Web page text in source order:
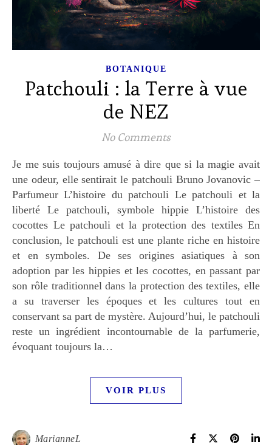
BOTANIQUE
Patchouli : la Terre à vue
de NEZ
No Comments
Je me suis toujours amusé à dire que si la magie avait
une odeur, elle sentirait le patchouli Bruno Jovanovic –
Parfumeur L’histoire du patchouli Le patchouli et la
liberté Le patchouli, symbole hippie L’histoire des
cocottes Le patchouli et la protection des textiles En
conclusion, le patchouli est une plante riche en histoire
et en symboles. De ses origines asiatiques à son
adoption par les hippies et les cocottes, en passant par
son rôle traditionnel dans la protection des textiles, elle
a su traverser les époques et les cultures tout en
conservant sa part de mystère. Aujourd’hui, le patchouli
reste un ingrédient incontournable de la parfumerie,
évoquant toujours la…
VOIR PLUS
MarianneL